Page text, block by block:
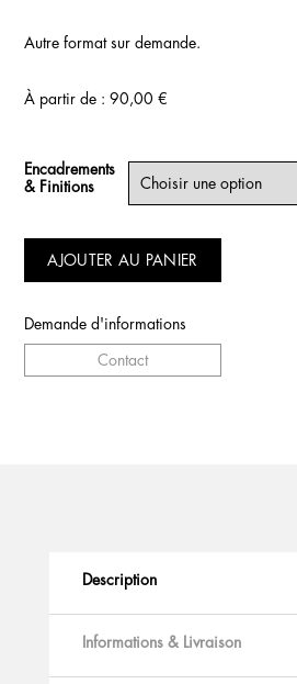
Autre format sur demande.
À partir de :90,00€
Encadrements
& Finitions
AJOUTER AU PANIER
Demande d'informations
Contact
Description
Informations & Livraison